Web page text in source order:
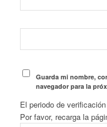
Guarda mi nombre,
navegador para la
El periodo de
Por favor, recarga la